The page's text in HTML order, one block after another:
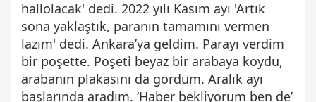
hallolacak' dedi. 2022 yılı Kasım ayı 'Artık
sona yaklaştık, paranın tamamını vermen
lazım' dedi. Ankara’ya geldim. Parayı verdim
bir poşette. Poşeti beyaz bir arabaya koydu,
arabanın plakasını da gördüm. Aralık ayı
başlarında aradım. ‘Haber bekliyorum ben de’